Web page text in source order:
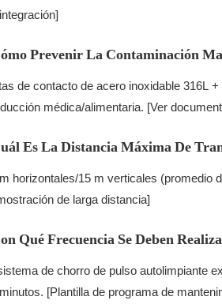
Prevenir La Contaminación
de contacto de acero inoxidable 316L
médica/alimentaria. [Ver
Es La Distancia Máxima De
horizontales/15 m verticales (promedio
de larga distancia]
Qué Frecuencia Se Deben
de chorro de pulso autolimpiante
[Plantilla de programa de